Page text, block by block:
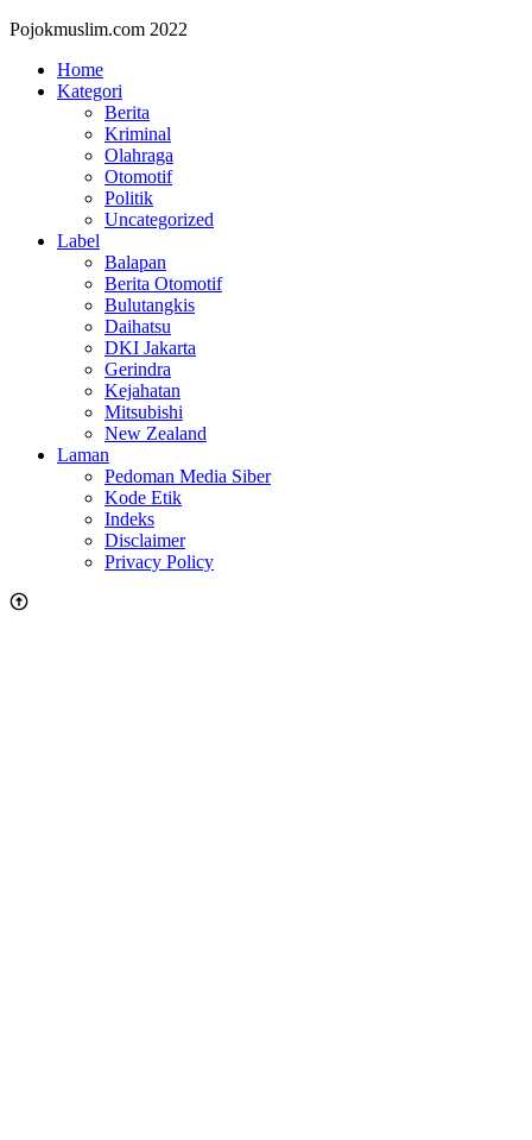
Pojokmuslim.com 2022
Home
Kategori
Berita
Kriminal
Olahraga
Otomotif
Politik
Uncategorized
Label
Balapan
Berita Otomotif
Bulutangkis
Daihatsu
DKI Jakarta
Gerindra
Kejahatan
Mitsubishi
New Zealand
Laman
Pedoman Media Siber
Kode Etik
Indeks
Disclaimer
Privacy Policy